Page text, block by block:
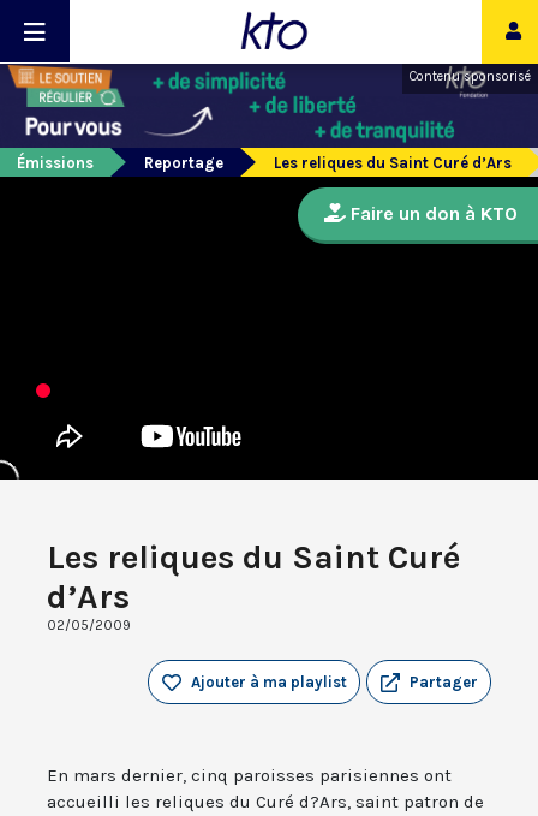
Contenu sponsorisé
Émissions Reportage Les reliques du Saint Curé d’Ars
Les reliques du Saint Curé
d’Ars
02/05/2009
Partager
Ajouter à ma playlist
En mars dernier, cinq paroisses parisiennes ont
accueilli les reliques du Curé d?Ars, saint patron de
Faire un don à KTO